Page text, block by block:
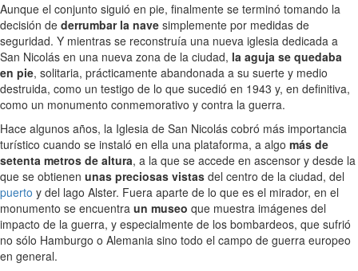
Aunque el conjunto siguió en pie, finalmente se terminó tomando la
decisión de derrumbar la nave simplemente por medidas de
seguridad. Y mientras se reconstruía una nueva iglesia dedicada a
San Nicolás en una nueva zona de la ciudad, la aguja se quedaba
en pie, solitaria, prácticamente abandonada a su suerte y medio
destruida, como un testigo de lo que sucedió en 1943 y, en definitiva,
como un monumento conmemorativo y contra la guerra.
Hace algunos años, la Iglesia de San Nicolás cobró más importancia
turístico cuando se instaló en ella una plataforma, a algo más de
setenta metros de altura, a la que se accede en ascensor y desde la
que se obtienen unas preciosas vistas del centro de la ciudad, del
puerto y del lago Alster. Fuera aparte de lo que es el mirador, en el
monumento se encuentra un museo que muestra imágenes del
impacto de la guerra, y especialmente de los bombardeos, que sufrió
no sólo Hamburgo o Alemania sino todo el campo de guerra europeo
en general.